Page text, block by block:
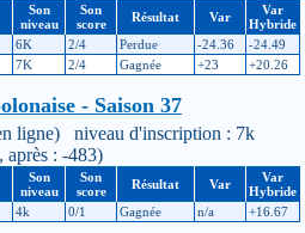
Son
niveau
Son
score
Résultat Var
Var
Hybride
6K 2/4 Perdue -24.36
-24.49
7K 2/4 Gagnée +23 +20.26
- Saison 37
ligne) niveau d'inscription : 7k
après : -483)
Son
niveau
Son
score
Résultat Var
Var
Hybride
4k 0/1 Gagnée n/a +16.67